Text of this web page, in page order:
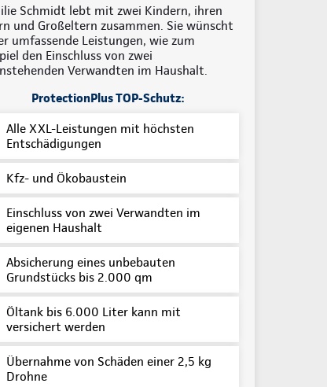
Schmidt lebt mit zwei Kindern, ihren
und Großeltern zusammen. Sie wünscht
umfassende Leistungen, wie zum
den Einschluss von zwei
Verwandten im Haushalt.
ProtectionPlus TOP-Schutz:
Alle XXL-Leistungen mit höchsten
Entschädigungen
Kfz- und Ökobaustein
Einschluss von zwei Verwandten im
eigenen Haushalt
Absicherung eines unbebauten
Grundstücks bis 2.000 qm
Öltank bis 6.000 Liter kann mit
versichert werden
Übernahme von Schäden einer 2,5 kg
Drohne